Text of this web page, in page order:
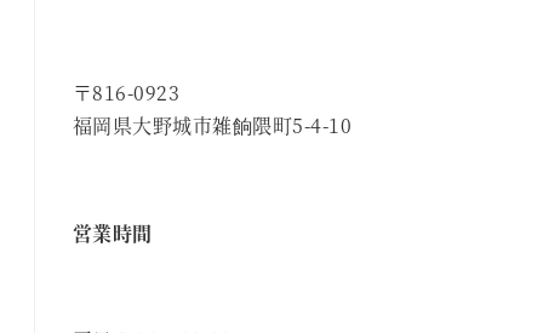
〒816-0923
福岡県大野城市雑餉隈町5-4-10
営業時間